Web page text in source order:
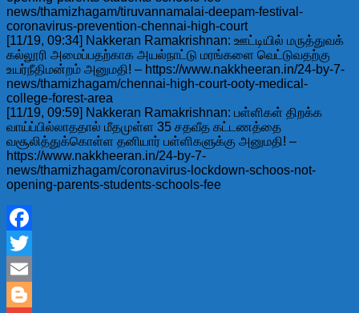
news/thamizhagam/tiruvannamalai-deepam-festival-
coronavirus-prevention-chennai-high-court
[11/19, 09:34] Nakkeran Ramakrishnan: ஊட்டியில் மருத்துவக்
கல்லூரி அமைப்பதற்காக அயல்நாட்டு மரங்களை வெட்டுவதற்கு
உயர்நீதிமன்றம் அனுமதி! – https://www.nakkheeran.in/24-by-7-
news/thamizhagam/chennai-high-court-ooty-medical-
college-forest-area
[11/19, 09:59] Nakkeran Ramakrishnan: பள்ளிகள் திறக்க
வாய்ப்பில்லாததால் மீதமுள்ள 35 சதவீத கட்டணத்தை
வசூலித்துக்கொள்ள தனியார் பள்ளிகளுக்கு அனுமதி! –
https://www.nakkheeran.in/24-by-7-
news/thamizhagam/coronavirus-lockdown-schoos-not-
opening-parents-students-schools-fee
Facebook
Twitter
Email